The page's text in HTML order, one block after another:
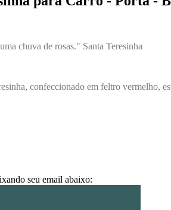
chuva de rosas." Santa Teresinha
confeccionado em feltro vermelho,
seu email abaixo: